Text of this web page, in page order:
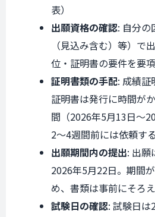
表）
出願資格の確認: 自分の
（見込み含む）等）で
位・証明書の要件を要
証明書類の手配: 成績証
証明書は発行に時間が
間（2026年5月13日〜
2〜4週間前には依頼する
出願期間内の提出: 出願
2026年5月22日。期間
め、書類は事前にそろ
試験日の確認: 試験日